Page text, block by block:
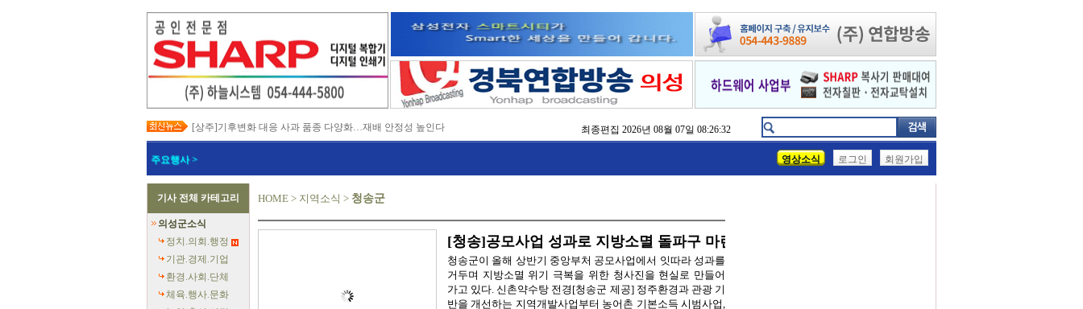
[상주]기후변화 대응 사과 품종 다양화…재배 안정성 높인다
[봉화]‘K-베트남 밸리 특구’ 최종 지정…3,476억 투입
[김천]지방세입 체납관리단 본격 가동…맞춤형 징수 나선다
[고령]가뭄 장기화 총력 대응…농업용수 확보 긴급 지원
[경북교육청]‘수리력+ 웹 콘텐츠’ 개발…맞춤형 수학 학습 지원
[경북도청]‘말산업 특구’ 키운다…한국마사회 영천 유치 공동전선
[구미]예능 타고 뜬 구미 관광…‘갓 튀긴 라면’ 판매량 6배 껑충
[경북교육청]일본 방위백서 독도 영유권 주장 강력 규탄
최종편집 2026년 08월 07일 08:26:32
주요행사 > 영상소식 로그인 회원가입
기사 전체 카테고리
의성군소식
정치.의회.행정
기관.경제.기업
환경.사회.단체
체육.행사.문화
HOME > 지역소식 > 청송군
[청송]공모사업 성과로 지방소멸 돌파구 마련
청송군이 올해 상반기 중앙부처 공모사업에서 잇따라 성과를
거두며 지방소멸 위기 극복을 위한 청사진을 현실로 만들어
가고 있다. 신촌약수탕 전경[청송군 제공] 정주환경과 관광 기
반을 개선하는 지역개발사업부터 농어촌 기본소득 시범사업,